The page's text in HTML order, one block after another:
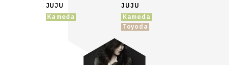
JUJU
Kameda
JUJU
Kameda
Toyoda